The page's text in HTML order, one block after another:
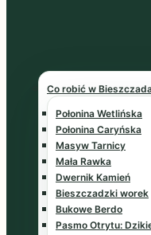
Co robić w
Połonina Wetlińska
Połonina Caryńska
Masyw Tarnicy
Mała Rawka
Dwernik Kamień
Bieszczadzki worek
Bukowe Berdo
Pasmo Otrytu: